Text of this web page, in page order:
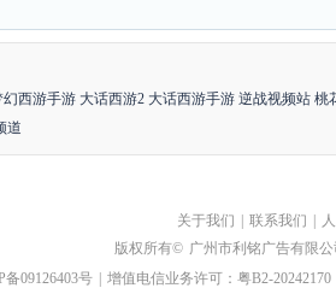
幻西游手游 大话西游2 大话西游手游 逆战视频站 桃
道
关于我们 联系我们
版权所有© 广州市利铭广告有限
备09126403号 | 增值电信业务许可：粤B2-20242170